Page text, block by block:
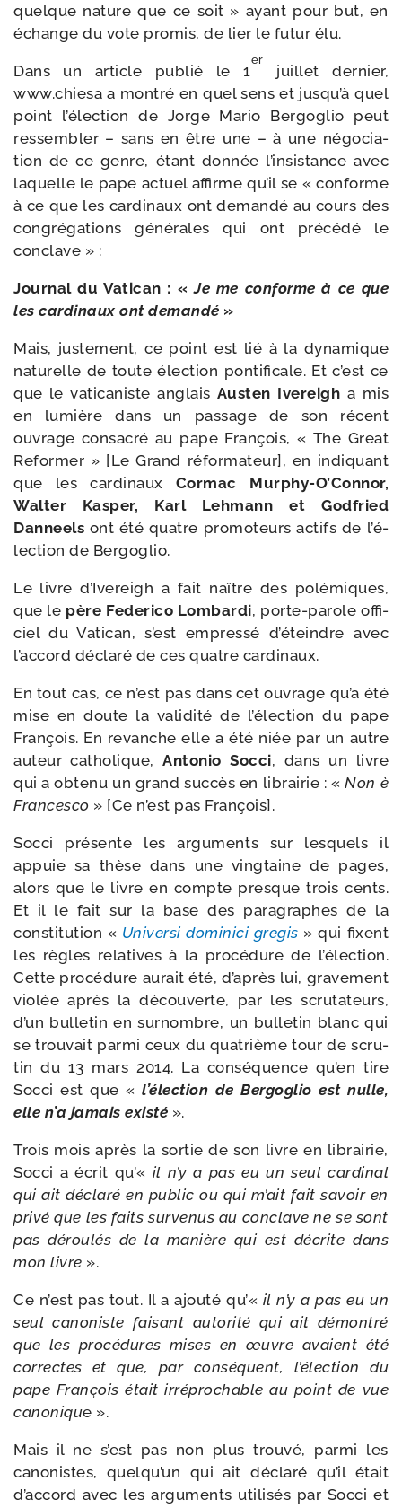
quelque nature que ce soit » ayant pour but, en
échange du vote pro­mis, de lier le futur élu.
Dans un article publié le 1
er
juillet der­nier,
www.chiesa a mon­tré en quel sens et jusqu’à quel
point l’é­lec­tion de Jorge Mario Bergoglio peut
res­sem­bler – sans en être une – à une négo­cia­
tion de ce genre, étant don­née l’in­sis­tance avec
laquelle le pape actuel affirme qu’il se « conforme
à ce que les car­di­naux ont deman­dé au cours des
congré­ga­tions géné­rales qui ont pré­cé­dé le
conclave » :
Journal du Vatican : «Je me conforme à ce que
les car­di­naux ont deman­dé »
Mais, jus­te­ment, ce point est lié à la dyna­mique
natu­relle de toute élec­tion pon­ti­fi­cale. Et c’est ce
que le vati­ca­niste anglais Austen Ivereigh a mis
en lumière dans un pas­sage de son récent
ouvrage consa­cré au pape François, « The Great
Reformer » [Le Grand réfor­ma­teur], en indi­quant
que les car­di­naux Cormac Murphy-​O’Connor,
Walter Kasper, Karl Lehmann et Godfried
Danneels ont été quatre pro­mo­teurs actifs de l’é­
lec­tion de Bergoglio.
Le livre d’Ivereigh a fait naître des polé­miques,
que le père Federico Lombardi, porte-​parole offi­
ciel du Vatican, s’est empres­sé d’éteindre avec
l’accord décla­ré de ces quatre cardinaux.
En tout cas, ce n’est pas dans cet ouvrage qu’a été
mise en doute la vali­di­té de l’é­lec­tion du pape
François. En revanche elle a été niée par un autre
auteur catho­lique,Antonio Socci, dans un livre
qui a obte­nu un grand suc­cès en librai­rie : «Non è
Francesco » [Ce n’est pas François].
Socci pré­sente les argu­ments sur les­quels il
appuie sa thèse dans une ving­taine de pages,
alors que le livre en compte presque trois cents.
Et il le fait sur la base des para­graphes de la
consti­tu­tion « Universi domi­ni­ci gre­gis » qui fixent
les règles rela­tives à la pro­cé­dure de l’é­lec­tion.
Cette pro­cé­dure aurait été, d’après lui, gra­ve­ment
vio­lée après la décou­verte, par les scru­ta­teurs,
d’un bul­le­tin en sur­nombre, un bul­le­tin blanc qui
se trou­vait par­mi ceux du qua­trième tour de scru­
tin du 13 mars 2014. La consé­quence qu’en tire
Socci est que « l’é­lec­tion de Bergoglio est nulle,
elle n’a jamais exis­té ».
Trois mois après la sor­tie de son livre en librai­rie,
Socci a écrit qu’« il n’y a pas eu un seul car­di­nal
qui ait décla­ré en public ou qui m’ait fait savoir en
pri­vé que les faits sur­ve­nus au conclave ne se sont
pas dérou­lés de la manière qui est décrite dans
mon livre ».
Ce n’est pas tout. Il a ajou­té qu’« il n’y a pas eu un
seul cano­niste fai­sant auto­ri­té qui ait démon­tré
que les pro­cé­dures mises en œuvre avaient été
cor­rectes et que, par consé­quent, l’élection du
pape François était irré­pro­chable au point de vue
cano­ni­que ».
Mais il ne s’est pas non plus trou­vé, par­mi les
cano­nistes, quelqu’un qui ait décla­ré qu’il était
d’accord avec les argu­ments uti­li­sés par Socci et